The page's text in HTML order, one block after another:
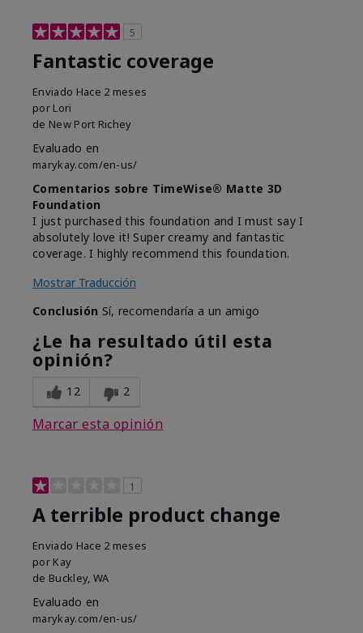
5
Fantastic coverage
Enviado Hace 2 meses
por Lori
de New Port Richey
Evaluado en
marykay.com/en-us/
Comentarios sobre TimeWise® Matte 3D
Foundation
I just purchased this foundation and I must say I
absolutely love it! Super creamy and fantastic
coverage. I highly recommend this foundation.
Mostrar Traducción
Conclusión Sí, recomendaría a un amigo
¿Le ha resultado útil esta
opinión?
12 2
Marcar esta opinión
1
A terrible product change
Enviado Hace 2 meses
por Kay
de Buckley, WA
Evaluado en
marykay.com/en-us/